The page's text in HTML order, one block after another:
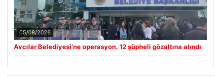
05/08/2026
Avcılar Belediyesi’ne operasyon. 12 şüpheli gözaltına alındı